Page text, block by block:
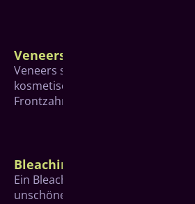
Veneers
Veneers sind keramische
kosmetische Veränderungen
Frontzahnbereich eingesetzt
Bleaching
Ein Bleaching, also das Aufhellen
unschönen gelblichen oder